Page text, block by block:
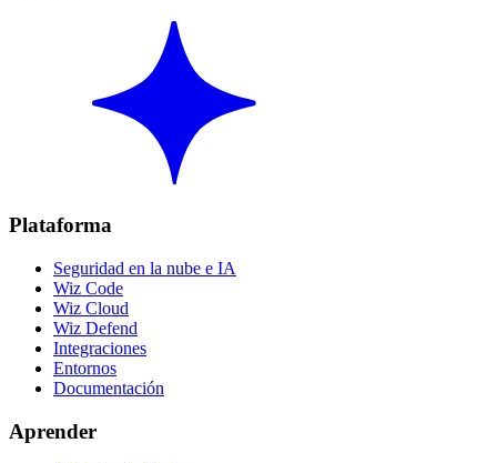
Plataforma
Seguridad en la nube e IA
Wiz Code
Wiz Cloud
Wiz Defend
Integraciones
Entornos
Documentación
Aprender